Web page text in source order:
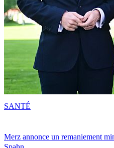
Merz annonce un remaniement
SANTÉ